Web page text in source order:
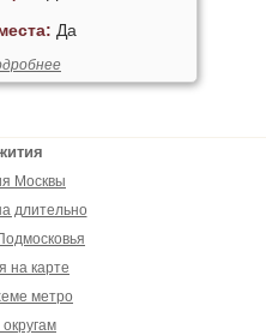
Да
Москвы
длительно
на карте
метро